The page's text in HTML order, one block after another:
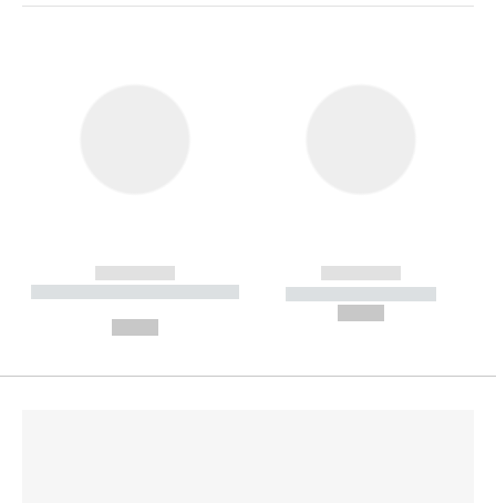
------------
----------- ----------- --------
------------
----------- -----------